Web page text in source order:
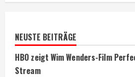
NEUSTE BEITRÄGE
HBO zeigt Wim Wenders-Film
Stream